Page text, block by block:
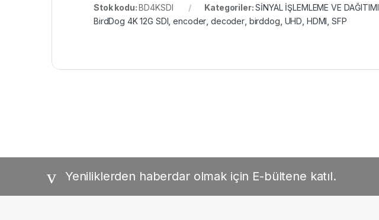
Stok kodu:BD4KSDI Kategoriler:SİNYAL İŞLEMLEME VE DAĞITIMI
BirdDog 4K 12G SDI ,encoder decoder birddog UHD HDMI ,SFP
Yeniliklerden haberdar olmak için E-bültene katıl.